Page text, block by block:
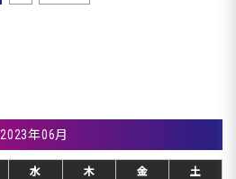
2023年06月
水 木 金
土